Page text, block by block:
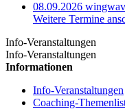
08.09.2026
Weitere Termine
Info-Veranstaltungen
Info-Veranstaltungen
Informationen
Info-Veranstaltungen
Coaching-